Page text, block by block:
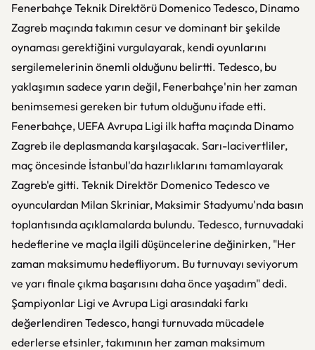
Fenerbahçe Teknik Direktörü Domenico Tedesco, Dinamo
Zagreb maçında takımın cesur ve dominant bir şekilde
oynaması gerektiğini vurgulayarak, kendi oyunlarını
sergilemelerinin önemli olduğunu belirtti. Tedesco, bu
yaklaşımın sadece yarın değil, Fenerbahçe'nin her zaman
benimsemesi gereken bir tutum olduğunu ifade etti.
Fenerbahçe, UEFA Avrupa Ligi ilk hafta maçında Dinamo
Zagreb ile deplasmanda karşılaşacak. Sarı-lacivertliler,
maç öncesinde İstanbul'da hazırlıklarını tamamlayarak
Zagreb'e gitti. Teknik Direktör Domenico Tedesco ve
oyunculardan Milan Skriniar, Maksimir Stadyumu'nda basın
toplantısında açıklamalarda bulundu. Tedesco, turnuvadaki
hedeflerine ve maçla ilgili düşüncelerine değinirken, "Her
zaman maksimumu hedefliyorum. Bu turnuvayı seviyorum
ve yarı finale çıkma başarısını daha önce yaşadım" dedi.
Şampiyonlar Ligi ve Avrupa Ligi arasındaki farkı
değerlendiren Tedesco, hangi turnuvada mücadele
ederlerse etsinler, takımının her zaman maksimum